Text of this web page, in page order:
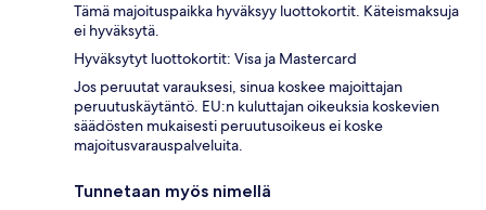
Tämä majoituspaikka hyväksyy luottokortit. Käteismaksuja
ei hyväksytä.
Hyväksytyt luottokortit: Visa ja Mastercard
Jos peruutat varauksesi, sinua koskee majoittajan
peruutuskäytäntö. EU:n kuluttajan oikeuksia koskevien
säädösten mukaisesti peruutusoikeus ei koske
majoitusvarauspalveluita.
Tunnetaan myös nimellä